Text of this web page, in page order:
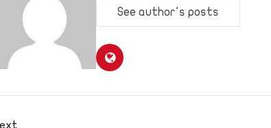
See author's posts